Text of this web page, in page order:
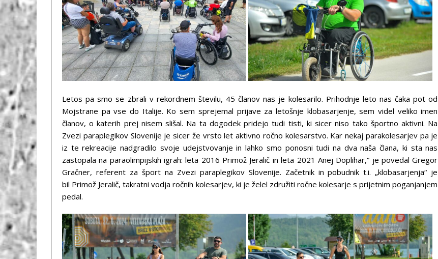
Letos pa smo se zbrali v rekordnem številu, 45 članov nas je kolesarilo. Prihodnje leto nas čaka pot od
Mojstrane pa vse do Italije. Ko sem sprejemal prijave za letošnje klobasarjenje, sem videl veliko imen
članov, o katerih prej nisem slišal. Na ta dogodek pridejo tudi tisti, ki sicer niso tako športno aktivni. Na
Zvezi paraplegikov Slovenije je sicer že vrsto let aktivno ročno kolesarstvo. Kar nekaj parakolesarjev pa je
iz te rekreacije nadgradilo svoje udejstvovanje in lahko smo ponosni tudi na dva naša člana, ki sta nas
zastopala na paraolimpijskih igrah: leta 2016 Primož Jeralič in leta 2021 Anej Doplihar,“ je povedal Gregor
Gračner, referent za šport na Zvezi paraplegikov Slovenije. Začetnik in pobudnik t.i. „klobasarjenja“ je
bil Primož Jeralič, takratni vodja ročnih kolesarjev, ki je želel združiti ročne kolesarje s prijetnim poganjanjem
pedal.